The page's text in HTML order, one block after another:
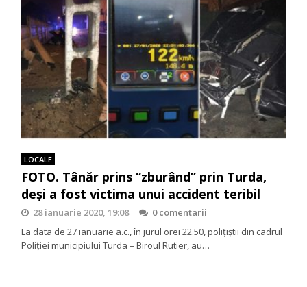
LOCALE
FOTO. Tânăr prins “zburând” prin Turda,
deşi a fost victima unui accident teribil
28 ianuarie 2020, 19:08
0 comentarii
La data de 27 ianuarie a.c., în jurul orei 22.50, polițiștii din cadrul
Poliției municipiului Turda – Biroul Rutier, au…